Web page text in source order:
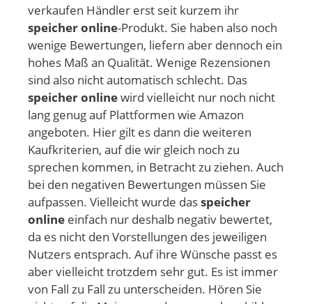
verkaufen Händler erst seit kurzem ihr
speicher online-Produkt. Sie haben also noch
wenige Bewertungen, liefern aber dennoch ein
hohes Maß an Qualität. Wenige Rezensionen
sind also nicht automatisch schlecht. Das
speicher onlinewird vielleicht nur noch nicht
lang genug auf Plattformen wie Amazon
angeboten. Hier gilt es dann die weiteren
Kaufkriterien, auf die wir gleich noch zu
sprechen kommen, in Betracht zu ziehen. Auch
bei den negativen Bewertungen müssen Sie
aufpassen. Vielleicht wurde dasspeicher
online einfach nur deshalb negativ bewertet,
da es nicht den Vorstellungen des jeweiligen
Nutzers entsprach. Auf ihre Wünsche passt es
aber vielleicht trotzdem sehr gut. Es ist immer
von Fall zu Fall zu unterscheiden. Hören Sie